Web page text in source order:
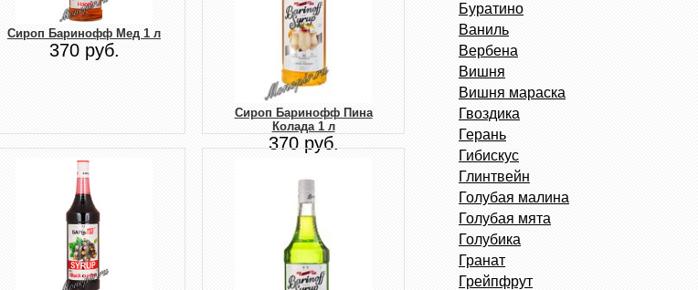
Сироп Баринофф Мед 1 л
370 руб.
Сироп Баринофф Пина
Колада 1 л
370 руб.
Буратино
Ваниль
Вербена
Вишня
Вишня мараска
Гвоздика
Герань
Гибискус
Глинтвейн
Голубая малина
Голубая мята
Голубика
Гранат
Грейпфрут